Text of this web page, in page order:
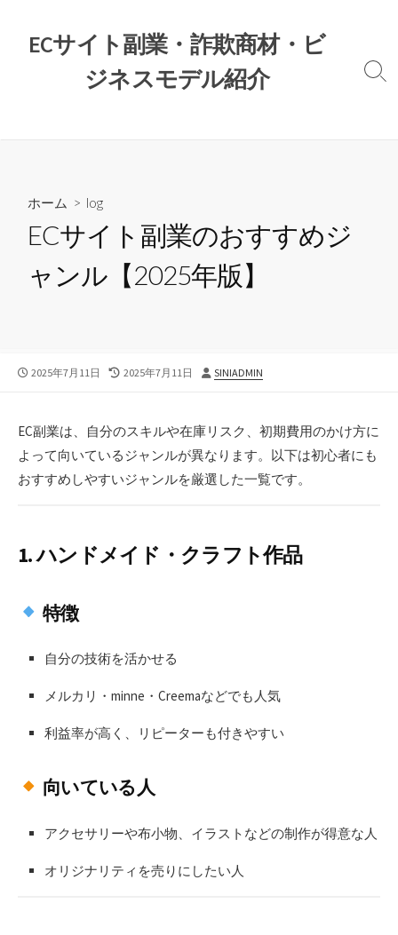
ス
ECサイト副業・詐欺商材・ビ
ジネスモデル紹介
検
ホーム > log
ECサイト副業のおすすめジ
ャンル【2025年版】
公
2025年7月11日
最
日
2025年7月11日
投
SINIADMIN
EC副業は、自分のスキルや在庫リスク、初期費用のかけ方に
よって向いているジャンルが異なります。以下は初心者にも
おすすめしやすいジャンルを厳選した一覧です。
1.ハンドメイド・クラフト作品
特徴
自分の技術を活かせる
メルカリ・minne・Creemaなどでも人気
利益率が高く、リピーターも付きやすい
向いている人
アクセサリーや布小物、イラストなどの制作が得意な人
オリジナリティを売りにしたい人